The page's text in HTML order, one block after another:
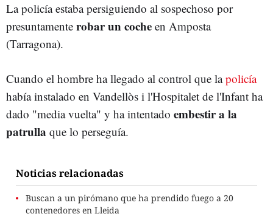
La policía estaba persiguiendo al sospechoso por
presuntamente robar un coche en Amposta
(Tarragona).
Cuando el hombre ha llegado al control que lapolicía
había instalado en Vandellòs i l'Hospitalet de l'Infant ha
dado "media vuelta" y ha intentado embestir a la
patrulla que lo perseguía.
Noticias relacionadas
Buscan a un pirómano que ha prendido fuego a 20
contenedores en Lleida